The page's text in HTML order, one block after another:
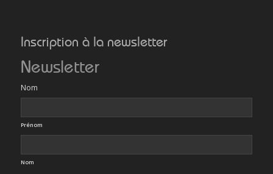
Inscription à la newsletter
Newsletter
Nom
Prénom
Nom